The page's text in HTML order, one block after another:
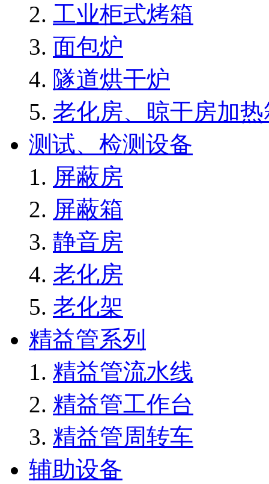
工业柜式烤箱
面包炉
隧道烘干炉
老化房、晾干房加热
测试、检测设备
屏蔽房
屏蔽箱
静音房
老化房
老化架
精益管系列
精益管流水线
精益管工作台
精益管周转车
辅助设备